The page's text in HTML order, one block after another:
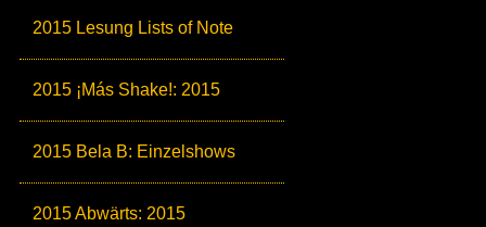
2015 Lesung Lists of Note
2015 ¡Más Shake!: 2015
2015 Bela B: Einzelshows
2015 Abwärts: 2015